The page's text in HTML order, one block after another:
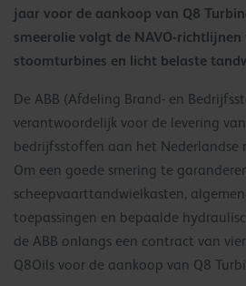
jaar voor de aankoop van Q8
smeerolie volgt de NAVO-richtlijnen
stoomturbines en licht belaste
De ABB (Afdeling Brand- en
verantwoordelijk voor de levering
bedrijfsstoffen aan het Nederlandse
Om een goede smering te
scheepvaarttandwielkasten,
toepassingen en bepaalde
de ABB onlangs een contract van
Q8Oils voor de aankoop van Q8